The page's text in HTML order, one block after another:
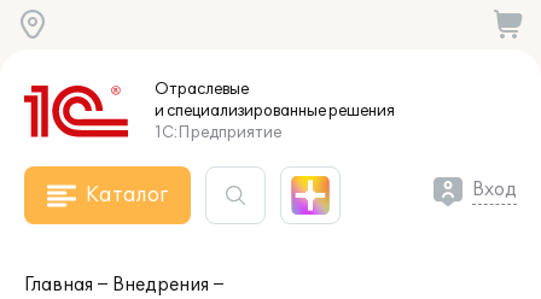
Отраслевые
и специализированныерешения
1С:Предприятие
Каталог Вход
Главная
Внедрения